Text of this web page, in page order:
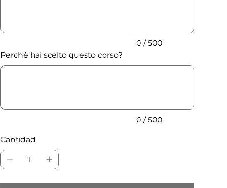
0 / 500
Perchè hai scelto questo corso?
500
0 / 500
Cantidad